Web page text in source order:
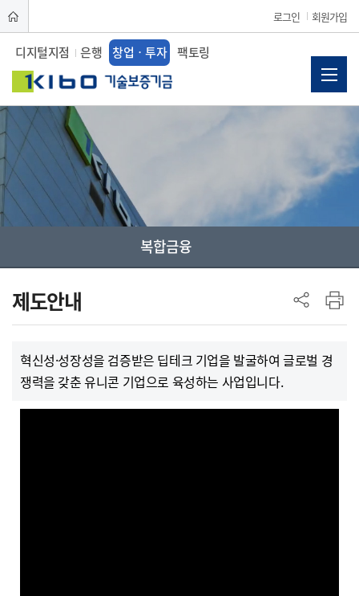
로그인 회원가입
디지털지점 은행 창업ㆍ투자 팩토링
사이드 메뉴
복합금융
제도안내
혁신성·성장성을 검증받은 딥테크 기업을 발굴하여 글로벌 경
쟁력을 갖춘 유니콘 기업으로 육성하는 사업입니다.